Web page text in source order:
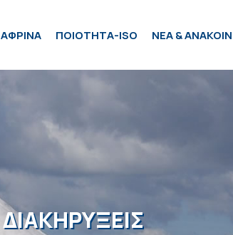
ΑΦΡΙΝΑ ΠΟΙΟΤΗΤΑ-ISO ΝΕΑ &
ΔΙΑΚΗΡΥΞΕΙΣ